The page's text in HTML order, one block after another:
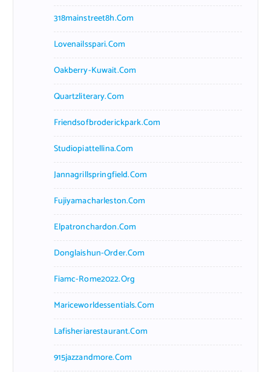
318mainstreet8h.com
Lovenailsspari.com
Oakberry-Kuwait.com
Quartzliterary.com
Friendsofbroderickpark.com
Studiopiattellina.com
Jannagrillspringfield.com
Fujiyamacharleston.com
Elpatronchardon.com
Donglaishun-Order.com
Fiamc-Rome2022.org
Mariceworldessentials.com
Lafisheriarestaurant.com
915jazzandmore.com